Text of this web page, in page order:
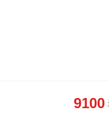
9100